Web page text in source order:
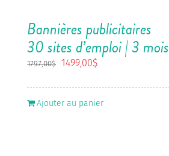
Bannières publicitaires
30 sites d’emploi | 3 mois
1797,00$ Le
initial
était :
1499,00$Le
actuel
est :
Ajouter au panier